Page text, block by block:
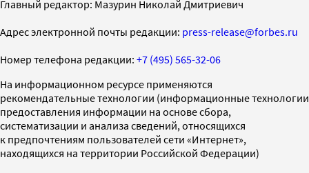
Главный редактор: Мазурин Николай Дмитриевич
Адрес электронной почты редакции: press-release@forbes.ru
Номер телефона редакции: +7 (495) 565-32-06
На информационном ресурсе применяются
рекомендательные технологии (информационные технологии
предоставления информации на основе сбора,
систематизации и анализа сведений, относящихся
к предпочтениям пользователей сети «Интернет»,
находящихся на территории Российской Федерации)